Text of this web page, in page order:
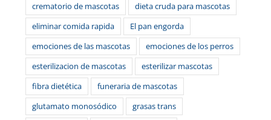
crematorio de mascotas
dieta cruda para mascotas
eliminar comida rapida
El pan engorda
emociones de las mascotas
emociones de los perros
esterilizacion de mascotas
esterilizar mascotas
fibra dietética
funeraria de mascotas
glutamato monosódico
grasas trans